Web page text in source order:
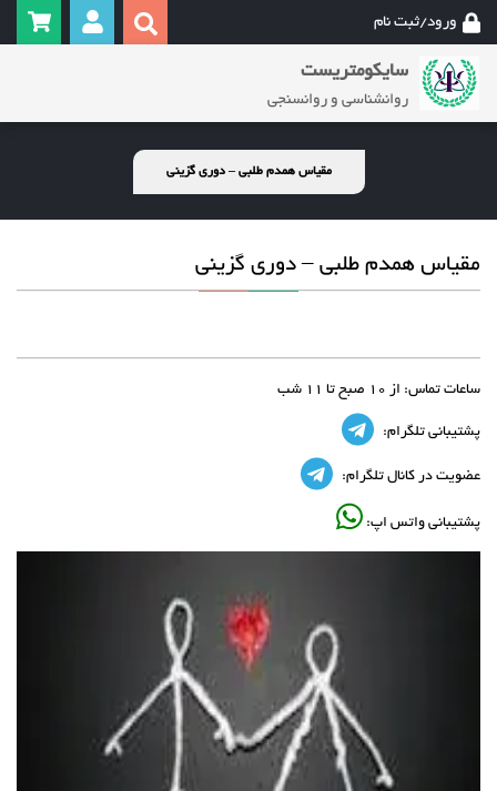
ورود/ثبت نام
سایکومتریست
روانشناسی و روانسنجی
مقیاس همدم طلبی – دوری گزینی
مقیاس همدم طلبی – دوری گزینی
ساعات تماس: از 10 صبح تا 11 شب
پشتیبانی تلگرام:
عضویت در کانال تلگرام:
پشتیبانی واتس اپ: